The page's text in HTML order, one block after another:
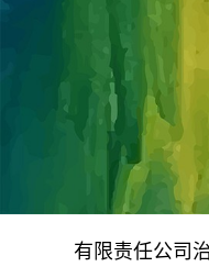
有限责任公司